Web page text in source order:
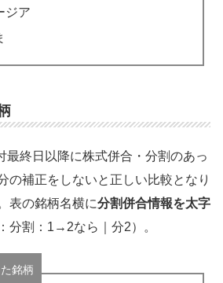
ジア
最終日以降に株式併合・分割のあっ
の補正をしないと正しい比較となり
表の銘柄名横に分割併合情報を太字
分割：1→2なら｜分2）。
銘柄